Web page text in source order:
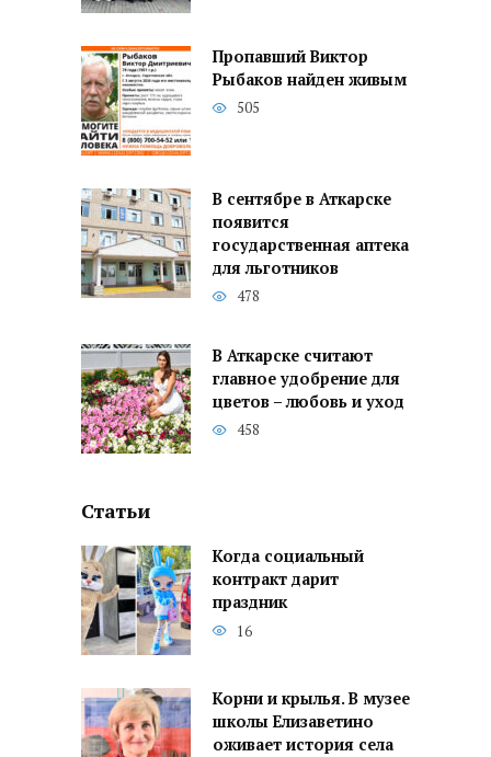
Пропавший Виктор
Рыбаков найден живым
505
В сентябре в Аткарске
появится
государственная аптека
для льготников
478
В Аткарске считают
главное удобрение для
цветов – любовь и уход
458
Статьи
Когда социальный
контракт дарит
праздник
16
Корни и крылья. В музее
школы Елизаветино
оживает история села